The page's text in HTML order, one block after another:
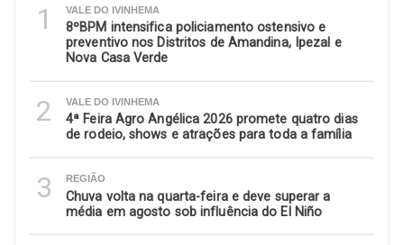
1 VALE DO IVINHEMA
8ºBPM intensifica policiamento ostensivo e
preventivo nos Distritos de Amandina, Ipezal e
Nova Casa Verde
2 VALE DO IVINHEMA
4ª Feira Agro Angélica 2026 promete quatro dias
de rodeio, shows e atrações para toda a família
3 REGIÃO
Chuva volta na quarta-feira e deve superar a
média em agosto sob influência do El Niño